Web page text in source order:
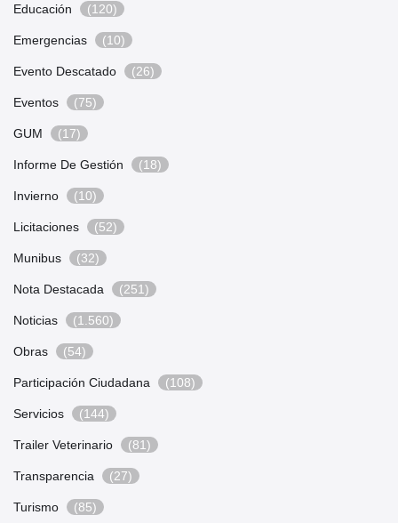
Educación (120)
Emergencias (10)
Evento Descatado (26)
Eventos (75)
GUM (17)
Informe De Gestión (18)
Invierno (10)
Licitaciones (52)
Munibus (32)
Nota Destacada (251)
Noticias (1.560)
Obras (54)
Participación Ciudadana (108)
Servicios (144)
Trailer Veterinario (81)
Transparencia (27)
Turismo (85)